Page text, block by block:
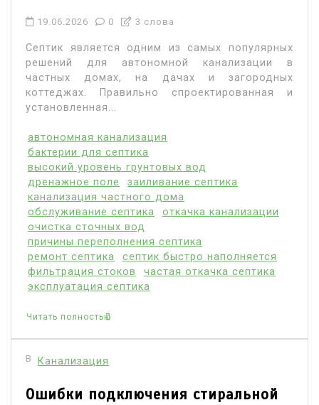
19.06.2026 0 3 слова
Септик является одним из самых популярных
решений для автономной канализации в
частных домах, на дачах и загородных
коттеджах. Правильно спроектированная и
установленная...
автономная канализация
бактерии для септика
высокий уровень грунтовых вод
дренажное поле
заиливание септика
канализация частного дома
обслуживание септика
откачка канализации
очистка сточных вод
причины переполнения септика
ремонт септика
септик быстро наполняется
фильтрация стоков
частая откачка септика
эксплуатация септика
Читать полностью
В Канализация
Ошибки подключения стиральной